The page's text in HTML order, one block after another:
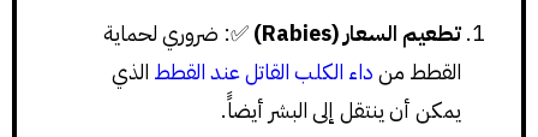
تطعيم السعار (Rabies)
✅: ضروري لحماية
القطط منداء الكلب القاتل عند القطط الذي
يمكن أن ينتقل إلى البشر أيضاًَ.